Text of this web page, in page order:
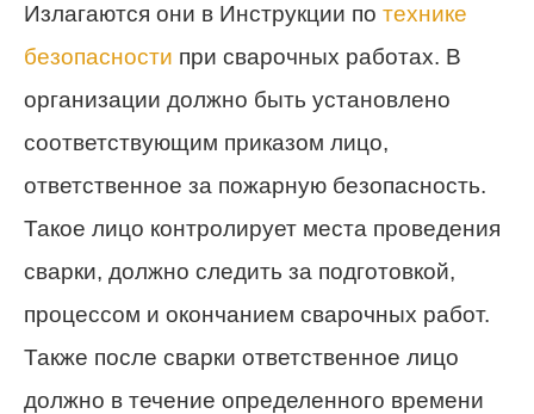
Излагаются они в Инструкции по технике
безопасности при сварочных работах. В
организации должно быть установлено
соответствующим приказом лицо,
ответственное за пожарную безопасность.
Такое лицо контролирует места проведения
сварки, должно следить за подготовкой,
процессом и окончанием сварочных работ.
Также после сварки ответственное лицо
должно в течение определенного времени